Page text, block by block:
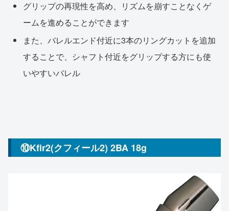
グリップの再現性を高め、リズムを崩すことなくゲ
ームを進めることができます
また、バレルエンド付近に3本のリングカットを追加
することで、シャフト付近をグリップする方にも使
いやすいバレル
⑩Kfir2(クフィール2) 2BA 18g